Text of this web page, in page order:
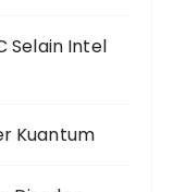
Selain Intel
Kuantum